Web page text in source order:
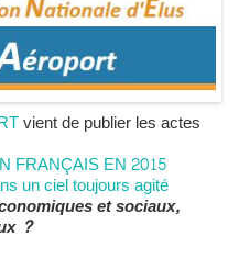
vient de publier les actes
FRANÇAIS EN 2015
un ciel toujours agité
et sociaux,
?